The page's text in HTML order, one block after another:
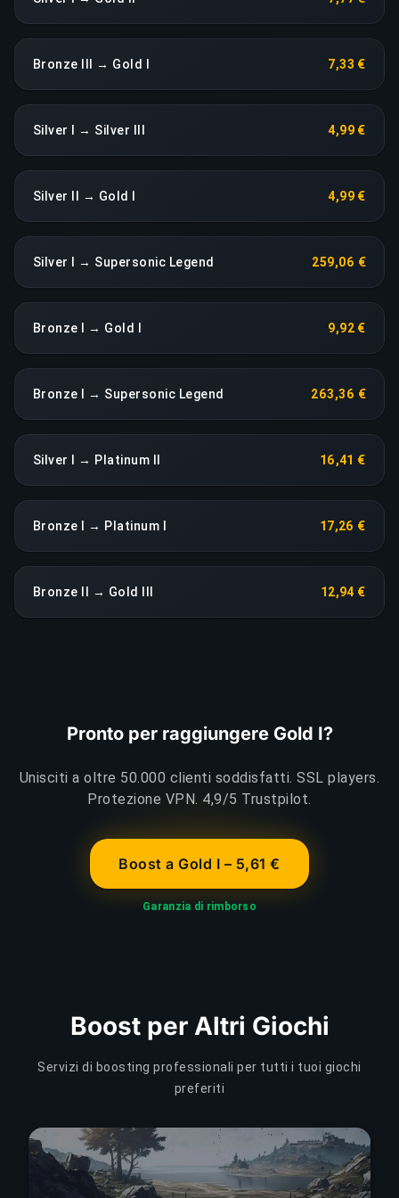
Bronze III → Gold I 7,33 €
Silver I → Silver III 4,99 €
Silver II → Gold I 4,99 €
Silver I → Supersonic Legend 259,06 €
Bronze I → Gold I 9,92 €
Bronze I → Supersonic Legend 263,36 €
Silver I → Platinum II 16,41 €
Bronze I → Platinum I 17,26 €
Bronze II → Gold III 12,94 €
Pronto per raggiungere Gold I?
Unisciti a oltre 50.000 clienti soddisfatti. SSL players.
Protezione VPN. 4,9/5 Trustpilot.
Boost a Gold I – 5,61 €
Garanzia di rimborso
Boost per Altri Giochi
Servizi di boosting professionali per tutti i tuoi giochi
preferiti